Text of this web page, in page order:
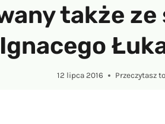
także ze
12 lipca 2016 Przeczytasz